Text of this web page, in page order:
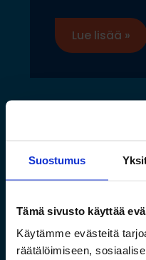
Suostumus
Tämä sivusto käyttää
Käytämme evästeitä
räätälöimiseen,
Lue lisää »